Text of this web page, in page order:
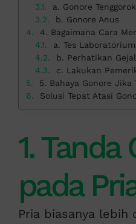
a. Gonore
b. Gonore Anus
4. Bagaimana Cara
a. Tes Laboratorium
b. Perhatikan
c. Lakukan
5. Bahaya Gonore Jika
Solusi Tepat Atasi
1. Tanda
pada
Pria biasanya lebih